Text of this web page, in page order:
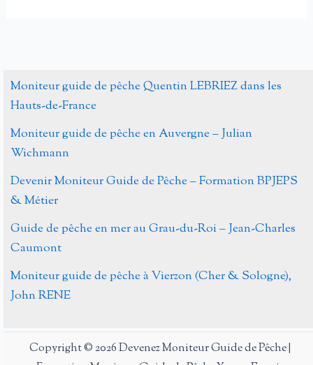
pêche
à
mouche
dans
les
Pyrénées
Moniteur guide de pêche Quentin LEBRIEZ dans les
Hauts-de-France
Moniteur guide de pêche en Auvergne – Julian
Wichmann
Devenir Moniteur Guide de Pêche – Formation BPJEPS
& Métier
Guide de pêche en mer au Grau-du-Roi – Jean-Charles
Caumont
Moniteur guide de pêche à Vierzon (Cher & Sologne),
John RENE
Copyright © 2026 Devenez Moniteur Guide de Pêche |